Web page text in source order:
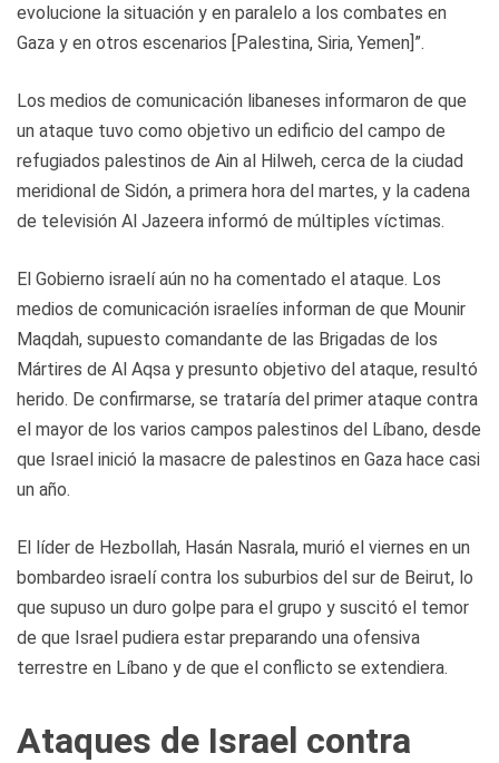
evolucione la situación y en paralelo a los combates en
Gaza y en otros escenarios [Palestina, Siria, Yemen]”.
Los medios de comunicación libaneses informaron de que
un ataque tuvo como objetivo un edificio del campo de
refugiados palestinos de Ain al Hilweh, cerca de la ciudad
meridional de Sidón, a primera hora del martes, y la cadena
de televisión Al Jazeera informó de múltiples víctimas.
El Gobierno israelí aún no ha comentado el ataque. Los
medios de comunicación israelíes informan de que Mounir
Maqdah, supuesto comandante de las Brigadas de los
Mártires de Al Aqsa y presunto objetivo del ataque, resultó
herido. De confirmarse, se trataría del primer ataque contra
el mayor de los varios campos palestinos del Líbano, desde
que Israel inició la masacre de palestinos en Gaza hace casi
un año.
El líder de Hezbollah, Hasán Nasrala, murió el viernes en un
bombardeo israelí contra los suburbios del sur de Beirut, lo
que supuso un duro golpe para el grupo y suscitó el temor
de que Israel pudiera estar preparando una ofensiva
terrestre en Líbano y de que el conflicto se extendiera.
Ataques de Israel contra